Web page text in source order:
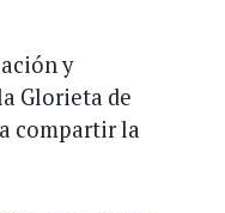
y
Glorieta de
compartir la